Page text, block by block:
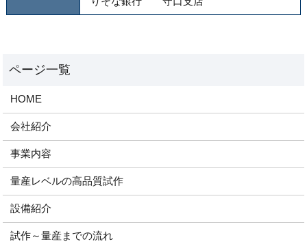
HOME
会社紹介
事業内容
量産レベルの高品質試作
設備紹介
試作～量産までの流れ